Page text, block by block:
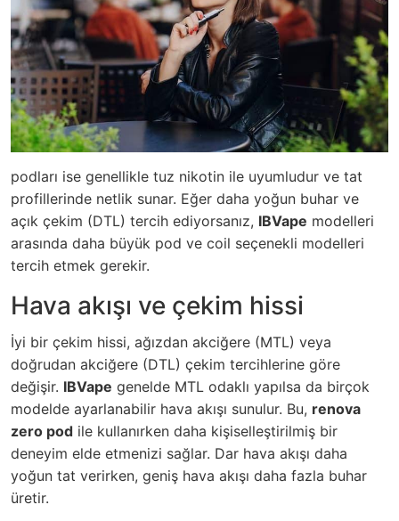
podları ise genellikle tuz nikotin ile uyumludur ve tat
profillerinde netlik sunar. Eğer daha yoğun buhar ve
açık çekim (DTL) tercih ediyorsanız, IBVape modelleri
arasında daha büyük pod ve coil seçenekli modelleri
tercih etmek gerekir.
Hava akışı ve çekim hissi
İyi bir çekim hissi, ağızdan akciğere (MTL) veya
doğrudan akciğere (DTL) çekim tercihlerine göre
değişir. IBVape genelde MTL odaklı yapılsa da birçok
modelde ayarlanabilir hava akışı sunulur. Bu, renova
zero pod ile kullanırken daha kişiselleştirilmiş bir
deneyim elde etmenizi sağlar. Dar hava akışı daha
yoğun tat verirken, geniş hava akışı daha fazla buhar
üretir.